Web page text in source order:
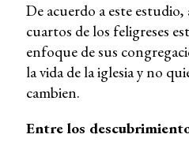
De acuerdo a este
cuartos de los feligreses
enfoque de sus
la vida de la iglesia y no
cambien.
Entre los